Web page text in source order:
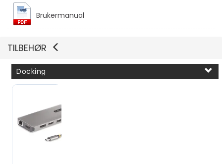
Vis mer
Brukermanual
TILBEHØR
Docking